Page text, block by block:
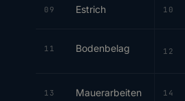
09 Estrich 10
11 Bodenbelag 12
13 Mauerarbeiten 14